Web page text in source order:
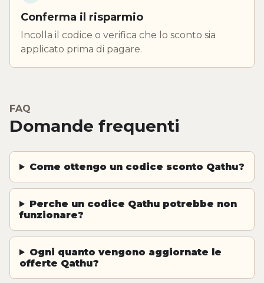
Conferma il risparmio
Incolla il codice o verifica che lo sconto sia
applicato prima di pagare.
FAQ
Domande frequenti
Come ottengo un codice sconto Qathu?
Perche un codice Qathu potrebbe non
funzionare?
Ogni quanto vengono aggiornate le
offerte Qathu?